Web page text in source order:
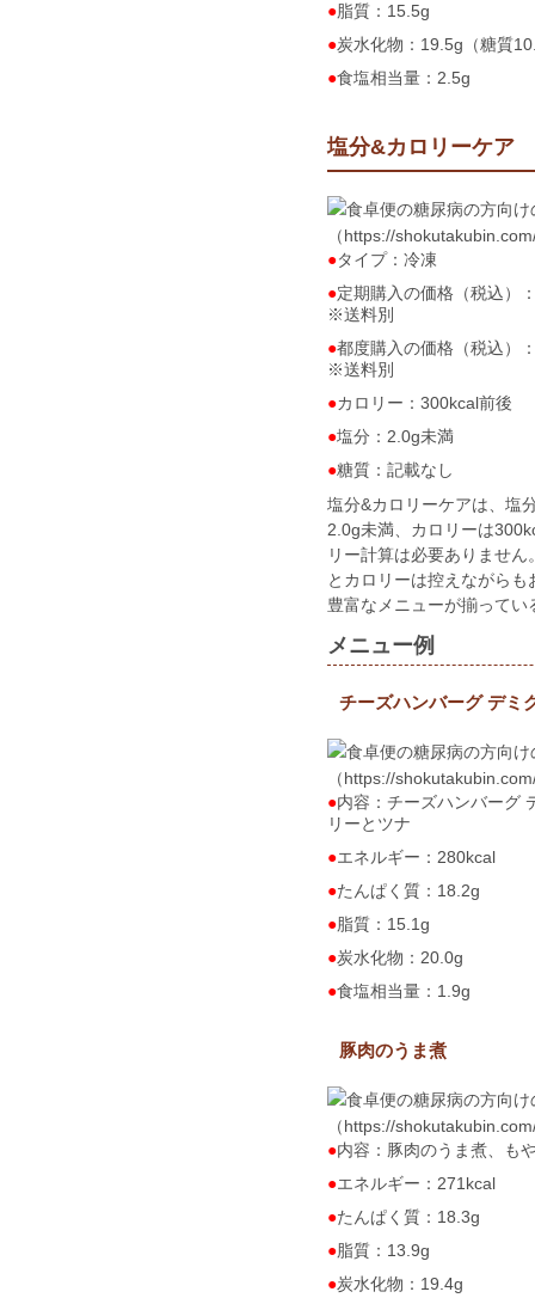
脂質：15.5g
炭水化物：19.5g（糖質
食塩相当量：2.5g
塩分&カロリーケア
（https://
タイプ：冷凍
定期購入の価格（税込）
※送料別
都度購入の価格（税込）
※送料別
カロリー：300kcal前後
塩分：2.0g未満
糖質：記載なし
塩分&カロリーケアは、塩
2.0g未満、カロリーは
リー計算は必要ありませ
とカロリーは控えながら
豊富なメニューが揃って
メニュー例
チーズハンバーグ デミ
（https://
内容：チーズハンバーグ
リーとツナ
エネルギー：280kcal
たんぱく質：18.2g
脂質：15.1g
炭水化物：20.0g
食塩相当量：1.9g
豚肉のうま煮
（https://
内容：豚肉のうま煮、も
エネルギー：271kcal
たんぱく質：18.3g
脂質：13.9g
炭水化物：19.4g